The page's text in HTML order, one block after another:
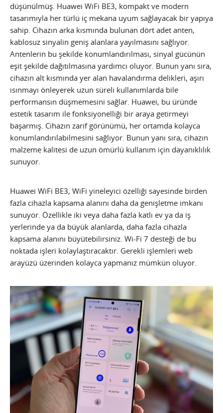
düşünülmüş. Huawei WiFi BE3, kompakt ve modern
tasarımıyla her türlü iç mekana uyum sağlayacak bir yapıya
sahip. Cihazın arka kısmında bulunan dört adet anten,
kablosuz sinyalin geniş alanlara yayılmasını sağlıyor.
Antenlerin bu şekilde konumlandırılması, sinyal gücünün
eşit şekilde dağıtılmasına yardımcı oluyor. Bunun yanı sıra,
cihazın alt kısmında yer alan havalandırma delikleri, aşırı
ısınmayı önleyerek uzun süreli kullanımlarda bile
performansın düşmemesini sağlar. Huawei, bu üründe
estetik tasarım ile fonksiyonelliği bir araya getirmeyi
başarmış. Cihazın zarif görünümü, her ortamda kolayca
konumlandırılabilmesini sağlıyor. Bunun yanı sıra, cihazın
malzeme kalitesi de uzun ömürlü kullanım için dayanıklılık
sunuyor.
Huawei WiFi BE3, WiFi yineleyici özelliği sayesinde birden
fazla cihazla kapsama alanını daha da genişletme imkanı
sunuyor. Özellikle iki veya daha fazla katlı ev ya da iş
yerlerinde ya da büyük alanlarda, daha fazla cihazla
kapsama alanını büyütebilirsiniz. Wi-Fi 7 desteği de bu
noktada işleri kolaylaştıracaktır. Gerekli işlemleri web
arayüzü üzerinden kolayca yapmanız mümkün oluyor.